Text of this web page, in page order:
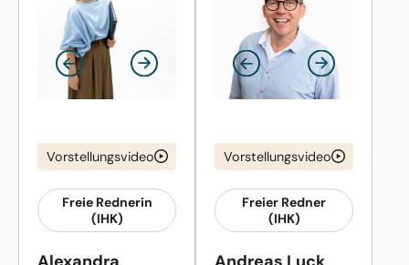
Vorstellungsvideo
Freie Rednerin
(IHK)
Vorstellungsvideo
Freier Redner
(IHK)